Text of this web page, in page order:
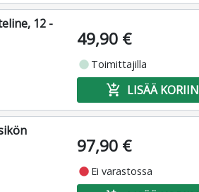
12 -
49,90 €
fiber_manual_record Toimittajilla
add_shopping_cart LISÄÄ KORIIN
97,90 €
fiber_manual_record Ei varastossa